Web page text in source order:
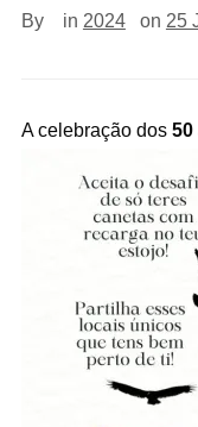
By in 2024 on 25
A celebração dos 50